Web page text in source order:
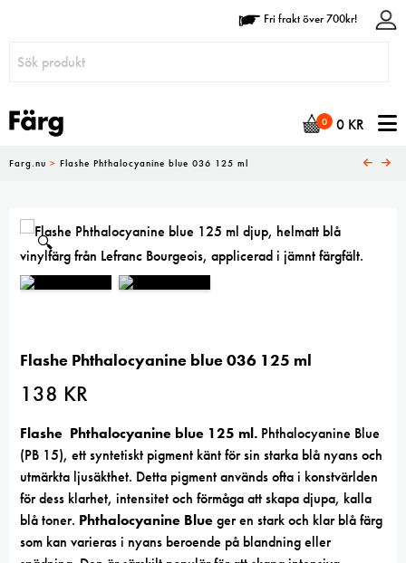
Fri frakt över 700kr!
0 0 KR
Farg.nu > Flashe Phthalocyanine blue 036 125 ml
🔍
Flashe Phthalocyanine blue 036 125 ml
138 KR
Flashe Phthalocyanine blue 125 ml. Phthalocyanine Blue
(PB 15), ett syntetiskt pigment känt för sin starka blå nyans och
utmärkta ljusäkthet. Detta pigment används ofta i konstvärlden
för dess klarhet, intensitet och förmåga att skapa djupa, kalla
blå toner. Phthalocyanine Blueger en stark och klar blå färg
som kan varieras i nyans beroende på blandning eller